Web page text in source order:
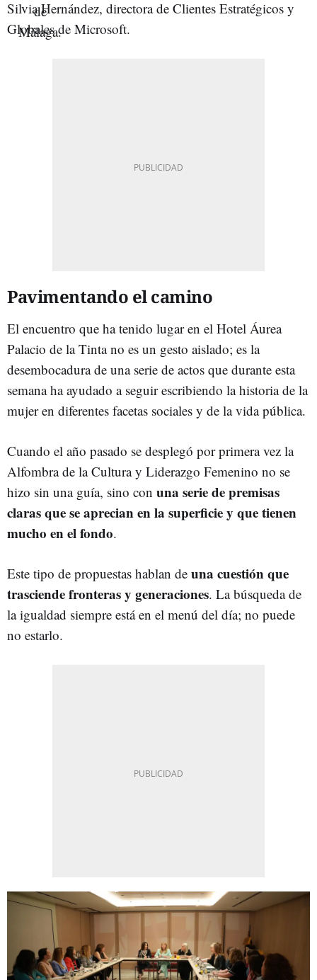
Silvia Hernández, directora de Clientes Estratégicos y
Globales de Microsoft.
Pavimentando el camino
El encuentro que ha tenido lugar en el Hotel Áurea
Palacio de la Tinta no es un gesto aislado; es la
desembocadura de una serie de actos que durante esta
semana ha ayudado a seguir escribiendo la historia de la
mujer en diferentes facetas sociales y de la vida pública.
Cuando el año pasado se desplegó por primera vez la
Alfombra de la Cultura y Liderazgo Femenino no se
hizo sin una guía, sino con una serie de premisas
claras que se aprecian en la superficie y que tienen
mucho en el fondo.
Este tipo de propuestas hablan de una cuestión que
trasciende fronteras y generaciones. La búsqueda de
la igualdad siempre está en el menú del día; no puede
no estarlo.